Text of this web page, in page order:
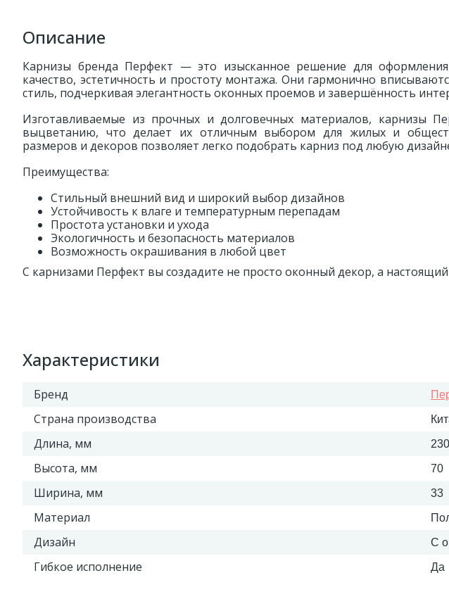
Описание
Карнизы бренда Перфект — это изысканное решение для
качество, эстетичность и простоту монтажа. Они гармонично
стиль, подчеркивая элегантность оконных проемов и завершённость
Изготавливаемые из прочных и долговечных материалов, карнизы
выцветанию, что делает их отличным выбором для жилых и
размеров и декоров позволяет легко подобрать карниз под любую
Преимущества:
Стильный внешний вид и широкий выбор дизайнов
Устойчивость к влаге и температурным перепадам
Простота установки и ухода
Экологичность и безопасность материалов
Возможность окрашивания в любой цвет
С карнизами Перфект вы создадите не просто оконный декор, а
Характеристики
Бренд
Страна производства
Длина, мм
Высота, мм 70
Ширина, мм 33
Материал
Дизайн С
Гибкое исполнение Да